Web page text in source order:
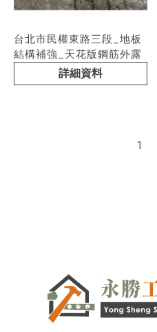
台北市民權東路三段_地板
結構補強_天花版鋼筋外露
詳細資料
1